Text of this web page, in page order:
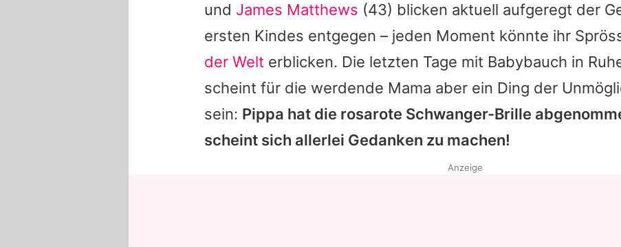
und James Matthews (43) blicken aktuell aufgeregt der
ersten Kindes entgegen – jeden Moment könnte ihr
der Welt erblicken. Die letzten Tage mit Babybauch in
scheint für die werdende Mama aber ein Ding der
sein: Pippa hat die rosarote Schwanger-Brille
scheint sich allerlei Gedanken zu machen!
Anzeige